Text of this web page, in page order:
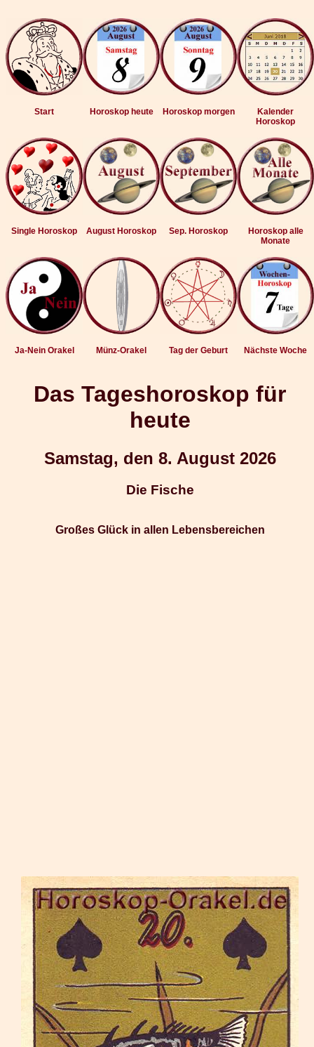
Start Horoskop heute Horoskop morgen
Kalender
Horoskop
Single Horoskop August Horoskop Sep. Horoskop
Horoskop alle
Monate
Ja-Nein Orakel Münz-Orakel Tag der Geburt Nächste Woche
Das Tageshoroskop für
heute
Samstag, den 8. August 2026
Die Fische
Großes Glück in allen Lebensbereichen